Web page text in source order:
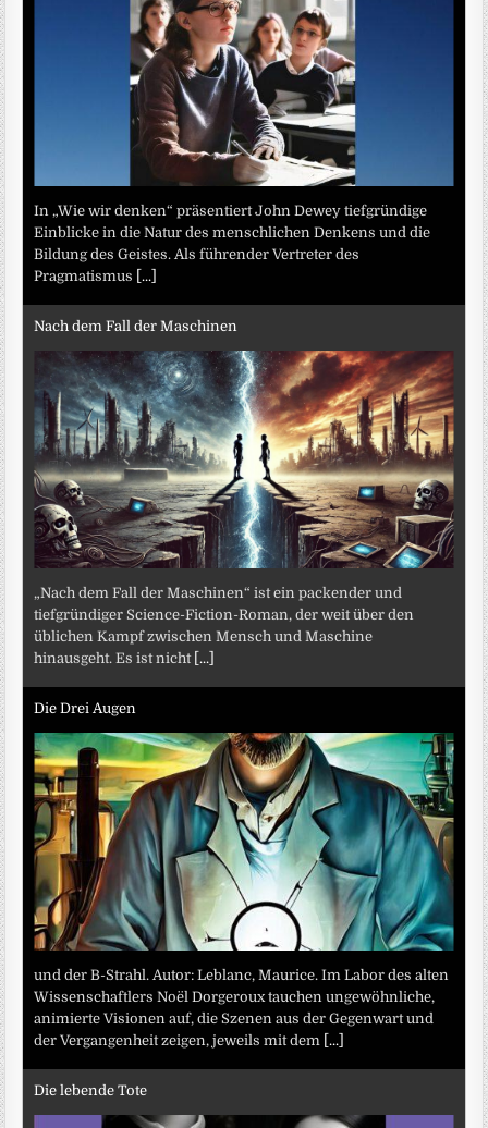
In „Wie wir denken“ präsentiert John Dewey tiefgründige
Einblicke in die Natur des menschlichen Denkens und die
Bildung des Geistes. Als führender Vertreter des
Pragmatismus [...]
Nach dem Fall der Maschinen
„Nach dem Fall der Maschinen“ ist ein packender und
tiefgründiger Science-Fiction-Roman, der weit über den
üblichen Kampf zwischen Mensch und Maschine
hinausgeht. Es ist nicht [...]
Die Drei Augen
und der B-Strahl. Autor: Leblanc, Maurice. Im Labor des alten
Wissenschaftlers Noël Dorgeroux tauchen ungewöhnliche,
animierte Visionen auf, die Szenen aus der Gegenwart und
der Vergangenheit zeigen, jeweils mit dem [...]
Die lebende Tote